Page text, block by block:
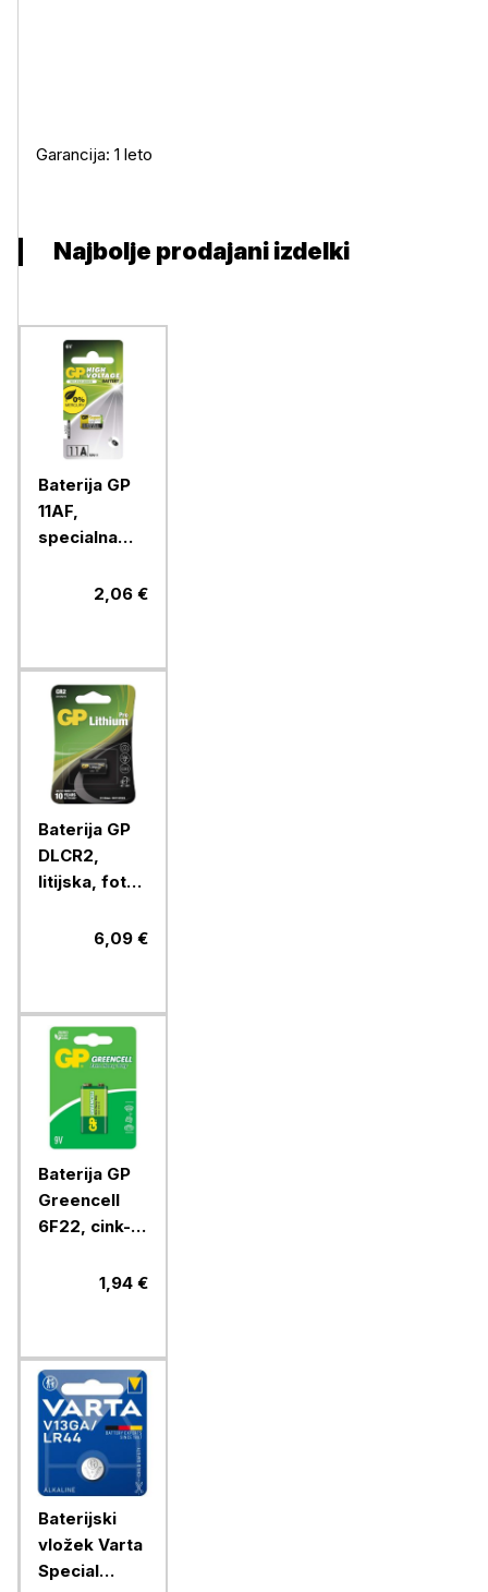
Garancija: 1 leto
Najbolje prodajani izdelki
Baterija GP
11AF,
specialna
2,06 €
Baterija GP
DLCR2,
litijska, foto
6,09 €
Baterija GP
Greencell
6F22, cink-
1 blister1,94 €
Baterijski
vložek Varta
Special